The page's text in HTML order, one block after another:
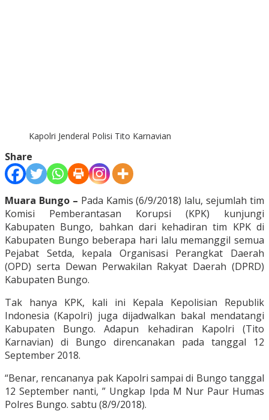
Kapolri Jenderal Polisi Tito Karnavian
Share
Muara Bungo – Pada Kamis (6/9/2018) lalu, sejumlah tim
Komisi Pemberantasan Korupsi (KPK) kunjungi
Kabupaten Bungo, bahkan dari kehadiran tim KPK di
Kabupaten Bungo beberapa hari lalu memanggil semua
Pejabat Setda, kepala Organisasi Perangkat Daerah
(OPD) serta Dewan Perwakilan Rakyat Daerah (DPRD)
Kabupaten Bungo.
Tak hanya KPK, kali ini Kepala Kepolisian Republik
Indonesia (Kapolri) juga dijadwalkan bakal mendatangi
Kabupaten Bungo. Adapun kehadiran Kapolri (Tito
Karnavian) di Bungo direncanakan pada tanggal 12
September 2018.
“Benar, rencananya pak Kapolri sampai di Bungo tanggal
12 September nanti, ” Ungkap Ipda M Nur Paur Humas
Polres Bungo. sabtu (8/9/2018).